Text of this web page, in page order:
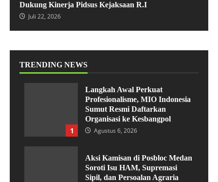
Dukung Kinerja Pidsus Kejaksaan R.I
Juli 22, 2026
TRENDING NEWS
1
Langkah Awal Perkuat
Profesionalisme, MIO Indonesia
Sumut Resmi Daftarkan
Organisasi ke Kesbangpol
Agustus 6, 2026
Aksi Kamisan di Posbloc Medan
Soroti Isu HAM, Supremasi
Sipil, dan Persoalan Agraria